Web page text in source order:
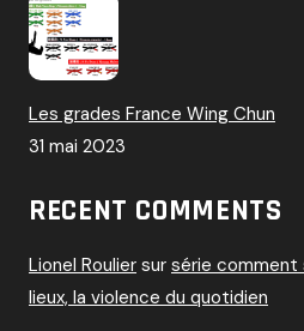
Les grades France Wing Chun
31 mai 2023
RECENT COMMENTS
Lionel Roulier sur série comment
lieux, la violence du quotidien